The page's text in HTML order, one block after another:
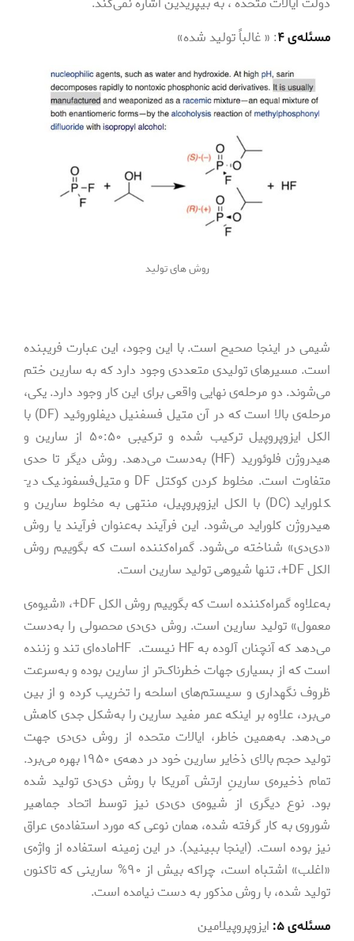
مسئله­‌ی ۴ : « غالباً تولید شده»
روش های تولید
شیمی در اینجا صحیح است. با این وجود، این عبارت فریبنده
است. مسیرهای تولیدی متعددی وجود دارد که به سارین ختم
می‌شوند. دو مرحله‌­ی نهایی واقعی برای این کار وجود دارد. یکی،
مرحله­‌ی بالا است که در آن متیل فسفنیل دیفلوروئید (DF) با
الکل ایزوپروپیل ترکیب شده و ترکیبی ۵۰:۵۰ از سارین و
هیدروژن فلوئورید (HF) به­‌دست می‌­دهد. روش دیگر تا حدی
متفاوت است. مخلوط کردن کوکتل DF و متیل‌­فسفونیک دی­
کلوراید (DC) با الکل ایزوپروپیل، منتهی به مخلوط سارین و
هیدروژن کلوراید می‌شود. این فرآیند به‌­عنوان فرآیند یا روش
«دی‌دی» شناخته می‌­شود. گمراه‌­کننده است که بگوییم روش
الکل DF+، تنها شیوه­ی تولید سارین است.
به­‌علاوه گمراه­‌کننده است که بگوییم روش الکل DF+، «شیوه‌­ی
معمول» تولید سارین است. روش دی‌دی محصولی را به‌­دست
می‌­دهد که آنچنان آلوده به HF نیست. HFماده­‌ای تند و زننده
است که از بسیاری جهات خطرناک‌­تر از سارین بوده و به‌­سرعت
ظروف نگهداری و سیستم‌­های اسلحه را تخریب کرده و از بین
می‌­برد، علاوه­ بر اینکه عمر مفید سارین را به‌­شکل جدی کاهش
می‌­دهد. به‌همین خاطر، ایالات متحده از روش دی‌دی جهت
تولید حجم بالای ذخایر سارین خود در دهه‌­ی ۱۹۵۰ بهره می‌­برد.
تمام ذخیره­‌ی سارینِ ارتش آمریکا با روش دی‌دی تولید شده
بود. نوع دیگری از شیوه­‌ی دی‌دی نیز توسط اتحاد جماهیر
شوروی به کار گرفته شده، همان نوعی که مورد استفاده‌­ی عراق
نیز بوده است. (اینجا ببینید). در این زمینه استفاده از واژه‌­ی
«اغلب» اشتباه است، چراکه بیش از ۹۰% سارینی که تاکنون
تولید شده، با روش مذکور به دست نیامده است.
مسئله‌­ی ۵:
ایزوپروپیلامین